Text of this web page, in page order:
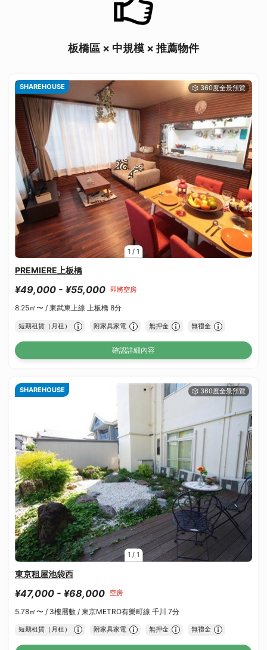
板橋區 × 中規模 × 推薦物件
1 / 1
SHAREHOUSE
PREMIERE上板橋
¥49,000 - ¥55,000 即將空房
8.25㎡〜 / 東武東上線 上板橋 8分
短期租賃（月租） 附家具家電 無押金 無禮金
確認詳細內容
1 / 1
SHAREHOUSE
東京租屋池袋西
¥47,000 - ¥68,000 空房
5.78㎡〜 / 3樓層數 / 東京METRO有樂町線 千川 7分
短期租賃（月租） 附家具家電 無押金 無禮金